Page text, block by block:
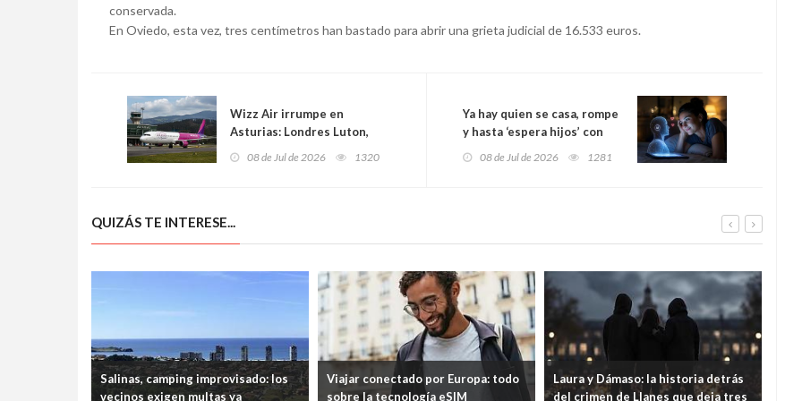
conservada.
En Oviedo, esta vez, tres centímetros han bastado para abrir una grieta judicial de 16.533 euros.
Wizz Air irrumpe en
Asturias: Londres Luton,
Madrid y Valencia elevan al
08 de Jul de 2026 1320
Ya hay quien se casa, rompe
y hasta ‘espera hijos’ con
una IA
08 de Jul de 2026 1281
QUIZÁS TE INTERESE...
Salinas, camping improvisado: los
vecinos exigen multas ya
Viajar conectado por Europa: todo
sobre la tecnología eSIM
Laura y Dámaso: la historia detrás
del crimen de Llanes que deja tres